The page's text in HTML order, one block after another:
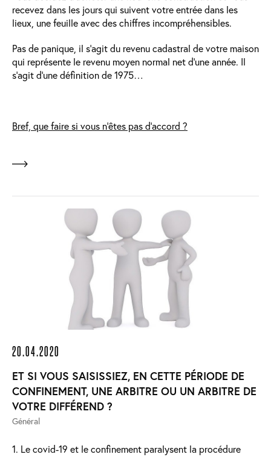
recevez dans les jours qui suivent votre entrée dans les
lieux, une feuille avec des chiffres incompréhensibles.
Pas de panique, il s’agit du revenu cadastral de votre maison
qui représente le revenu moyen normal net d’une année. Il
s’agit d’une définition de 1975…
Bref, que faire si vous n’êtes pas d’accord ?
20.04.2020
ET SI VOUS SAISISSIEZ, EN CETTE PÉRIODE DE
CONFINEMENT, UNE ARBITRE OU UN ARBITRE DE
VOTRE DIFFÉREND ?
Général
1. Le covid-19 et le confinement paralysent la procédure